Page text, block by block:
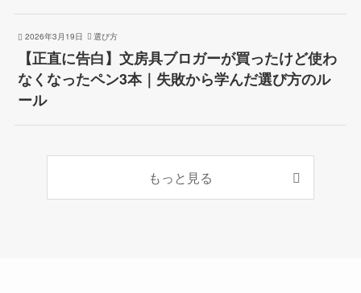
2026年3月19日 選び方
【正直に告白】文房具ブロガーが買ったけど使わ
なくなったペン3本｜失敗から学んだ選び方のル
ール
もっと見る